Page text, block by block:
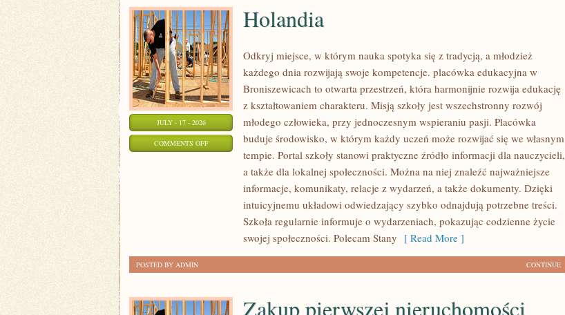
JULY - 17 - 2026
COMMENTS OFFON
Holandia
Odkryj miejsce, w którym nauka spotyka się z tradycją, a młodzież
każdego dnia rozwijają swoje kompetencje. placówka edukacyjna w
Broniszewicach to otwarta przestrzeń, która harmonijnie rozwija edukację
z kształtowaniem charakteru. Misją szkoły jest wszechstronny rozwój
młodego człowieka, przy jednoczesnym wspieraniu pasji. Placówka
buduje środowisko, w którym każdy uczeń może rozwijać się we własnym
tempie. Portal szkoły stanowi praktyczne źródło informacji dla nauczycieli,
a także dla lokalnej społeczności. Można na niej znaleźć najważniejsze
informacje, komunikaty, relacje z wydarzeń, a także dokumenty. Dzięki
intuicyjnemu układowi odwiedzający szybko odnajdują potrzebne treści.
Szkoła regularnie informuje o wydarzeniach, pokazując codzienne życie
swojej społeczności. Polecam Stany [ Read More ]
CONTINUE
POSTED BY ADMIN
Zakup pierwszej nieruchomości